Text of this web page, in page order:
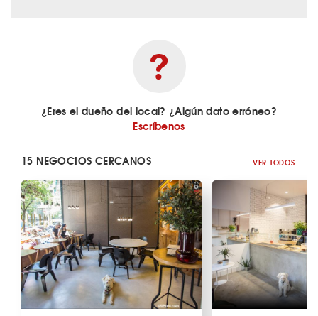
¿Eres el dueño del local? ¿Algún dato erróneo?
Escríbenos
15 NEGOCIOS CERCANOS VER TODOS